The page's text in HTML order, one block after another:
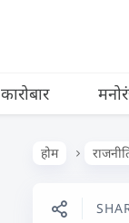
कारोबार
होम